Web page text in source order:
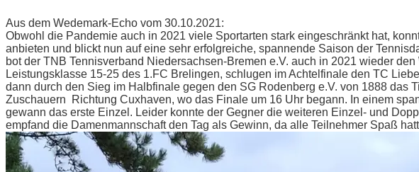
Aus dem Wedemark-Echo vom 30.10.2021:
Obwohl die Pandemie auch in 2021 viele Sportarten stark eingeschränkt hat,
anbieten und blickt nun auf eine sehr erfolgreiche, spannende Saison der
bot der TNB Tennisverband Niedersachsen-Bremen e.V. auch in 2021 wieder
Leistungsklasse 15-25 des 1.FC Brelingen, schlugen im Achtelfinale den TC
dann durch den Sieg im Halbfinale gegen den SG Rodenberg e.V. von 1888 das
Zuschauern Richtung Cuxhaven, wo das Finale um 16 Uhr begann. In einem
gewann das erste Einzel. Leider konnte der Gegner die weiteren Einzel- und
empfand die Damenmannschaft den Tag als Gewinn, da alle Teilnehmer Spaß